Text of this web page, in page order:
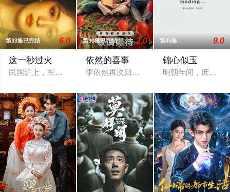
第33集已完结 6.0
这一秒过火
民国沪上，军阀幼子慕容清峄（张凌赫 饰）因被抱错而受尽养
第30集已完结 2.0
依然的喜事
李依然再次回到乐沧这座西南小城，八年
第45集 9.0
锦心似玉
明朝年间，庶女罗